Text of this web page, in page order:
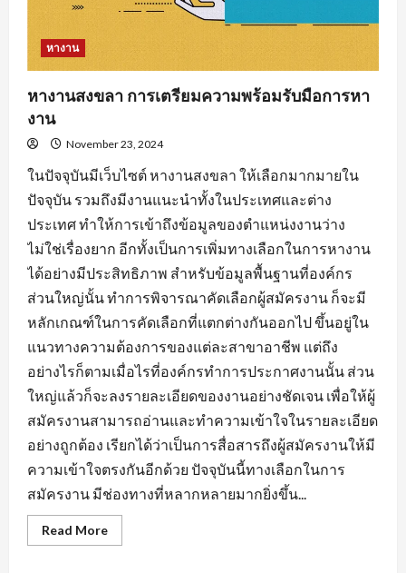
หางาน
หางานสงขลา การเตรียมความพร้อมรับมือการหา
งาน
November 23, 2024
ในปัจจุบันมีเว็บไซต์ หางานสงขลา ให้เลือกมากมายใน
ปัจจุบัน รวมถึงมีงานแนะนำทั้งในประเทศและต่าง
ประเทศ ทำให้การเข้าถึงข้อมูลของตำแหน่งงานว่าง
ไม่ใช่เรื่องยาก อีกทั้งเป็นการเพิ่มทางเลือกในการหางาน
ได้อย่างมีประสิทธิภาพ สำหรับข้อมูลพื้นฐานที่องค์กร
ส่วนใหญ่นั้น ทำการพิจารณาคัดเลือกผู้สมัครงาน ก็จะมี
หลักเกณฑ์ในการคัดเลือกที่แตกต่างกันออกไป ขึ้นอยู่ใน
แนวทางความต้องการของแต่ละสาขาอาชีพ แต่ถึง
อย่างไรก็ตามเมื่อไรที่องค์กรทำการประกาศงานนั้น ส่วน
ใหญ่แล้วก็จะลงรายละเอียดของงานอย่างชัดเจน เพื่อให้ผู้
สมัครงานสามารถอ่านและทำความเข้าใจในรายละเอียด
อย่างถูกต้อง เรียกได้ว่าเป็นการสื่อสารถึงผู้สมัครงานให้มี
ความเข้าใจตรงกันอีกด้วย ปัจจุบันนี้ทางเลือกในการ
สมัครงาน มีช่องทางที่หลากหลายมากยิ่งขึ้น...
Read MoreRead
more